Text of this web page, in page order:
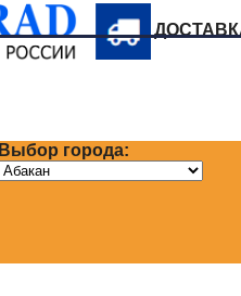
Выбор города: